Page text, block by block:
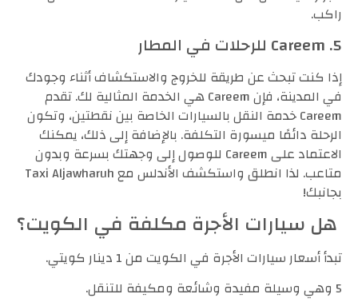
راكب.
5. Careem للرحلات في المطار
إذا كنت تبحث عن طريقة للخروج والاستكشاف أثناء وجودك
في المدينة، فإن Careem هي الخدمة المثالية لك. تقدم
Careem خدمة النقل بالسيارات الخاصة بين نقطتين، وتكون
الرحلة دائمًا ميسورة التكلفة. بالإضافة إلى ذلك، يمكنك
الاعتماد على Careem للوصول إلى وجهتك بسرعة وبدون
متاعب. لذا انطلق واستكشف الأندلس مع Taxi Aljawharuh
بجانبك!
هل سيارات الأجرة مكلفة في الكويت؟
تبدأ أسعار سيارات الأجرة في الكويت من 1 دينار كويتي.
5 وهي وسيلة مفيدة وشائعة ومكيفة للتنقل.